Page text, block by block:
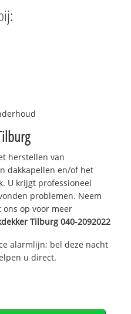
herstellen van
dakkapellen en/of het
U krijgt professioneel
problemen. Neem
op voor meer
Tilburg 040-2092022
alarmlijn; bel deze nacht
u direct.